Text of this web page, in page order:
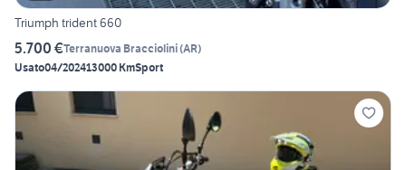
Triumph trident 660
5.700 €Terranuova Bracciolini(AR)
Usato04/202413000 KmSport